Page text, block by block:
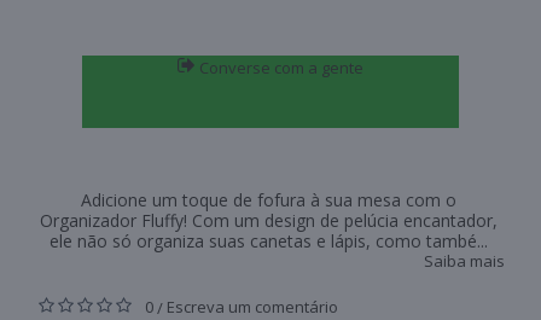
Converse com a gente
Adicione um toque de fofura à sua mesa com o
Organizador Fluffy! Com um design de pelúcia encantador,
ele não só organiza suas canetas e lápis, como també...
Saiba mais
0 / Escreva um comentário